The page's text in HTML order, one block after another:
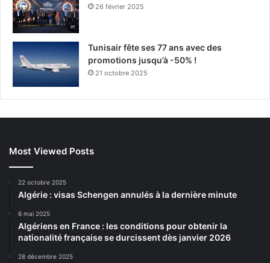
26 février 2025
Tunisair fête ses 77 ans avec des
promotions jusqu’à -50% !
21 octobre 2025
Most Viewed Posts
22 octobre 2025
Algérie : visas Schengen annulés à la dernière minute
6 mai 2025
Algériens en France : les conditions pour obtenir la
nationalité française se durcissent dès janvier 2026
28 décembre 2025